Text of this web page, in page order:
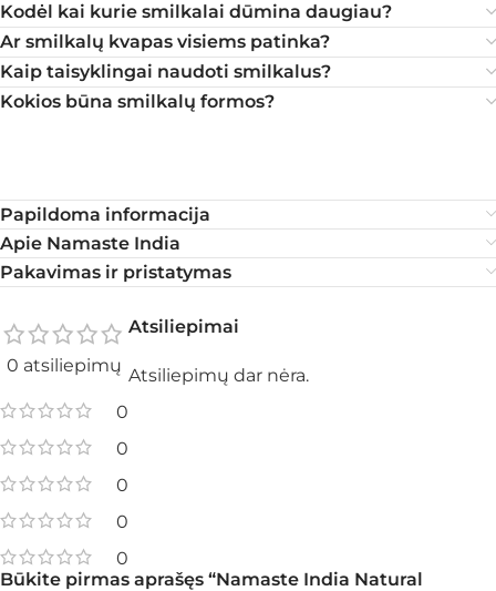
Kodėl kai kurie smilkalai dūmina daugiau?
Ar smilkalų kvapas visiems patinka?
Kaip taisyklingai naudoti smilkalus?
Kokios būna smilkalų formos?
Papildoma informacija
Apie Namaste India
Pakavimas ir pristatymas
0 atsiliepimų
0
0
0
0
0
Atsiliepimai
Atsiliepimų dar nėra.
Būkite pirmas aprašęs “Namaste India Natural